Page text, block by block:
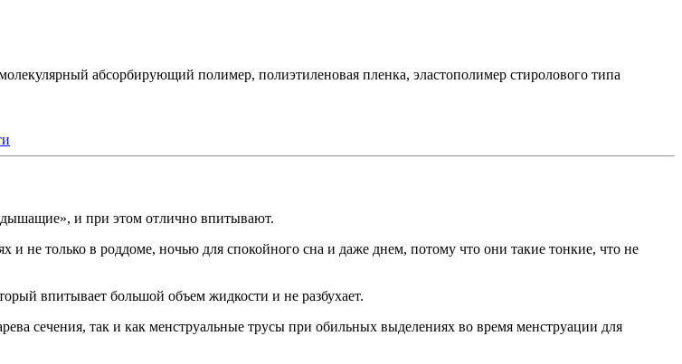
абсорбирующий полимер, полиэтиленовая пленка, эластополимер стиролового типа
и при этом отлично впитывают.
не только в роддоме, ночью для спокойного сна и даже днем, потому что они такие тонкие, что не
впитывает большой объем жидкости и не разбухает.
сечения, так и как менструальные трусы при обильных выделениях во время менструации для